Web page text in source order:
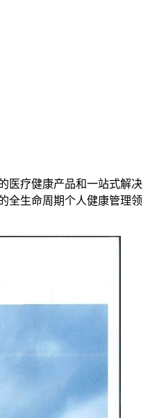
医疗健康产品和一站式解决
全生命周期个人健康管理领